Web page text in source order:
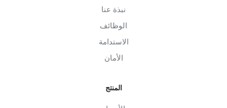
نبذة عنا
الوظائف
الاستدامة
الأمان
المنتج